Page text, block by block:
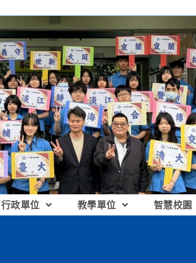
行政單位 教學單位 智慧校園